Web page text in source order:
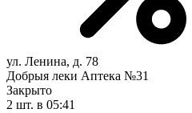
ул. Ленина, д. 78
Добрыя леки Аптека №31
Закрыто
2 шт. в 05:41